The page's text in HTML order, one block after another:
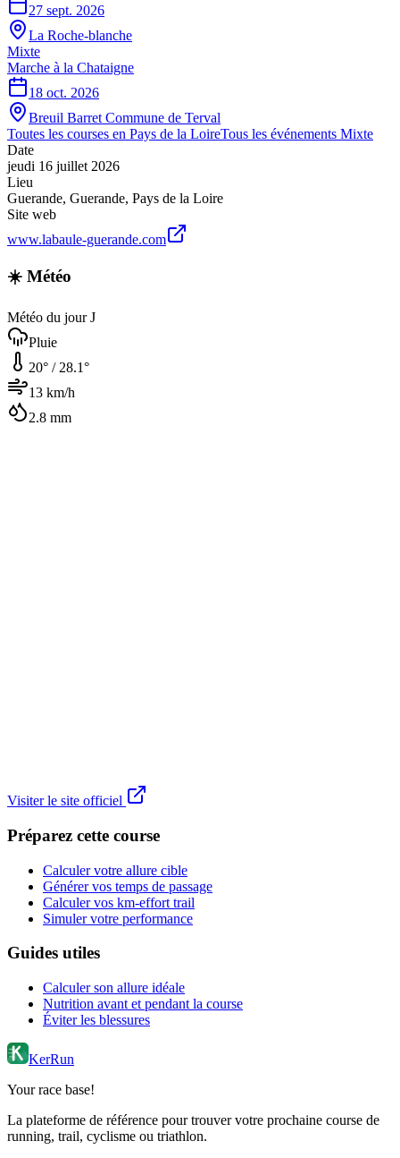
27 sept. 2026
La Roche-blanche
Mixte
Marche à la Chataigne
18 oct. 2026
Breuil Barret Commune de Terval
Toutes les courses en Pays de la LoireTous les événements Mixte
Date
jeudi 16 juillet 2026
Lieu
Guerande, Guerande, Pays de la Loire
Site web
www.labaule-guerande.com
☀️ Météo
Météo du jour J
Pluie
20° / 28.1°
13 km/h
2.8 mm
Visiter le site officiel
Préparez cette course
Calculer votre allure cible
Générer vos temps de passage
Calculer vos km-effort trail
Simuler votre performance
Guides utiles
Calculer son allure idéale
Nutrition avant et pendant la course
Éviter les blessures
KerRun
Your race base!
La plateforme de référence pour trouver votre prochaine course de
running, trail, cyclisme ou triathlon.